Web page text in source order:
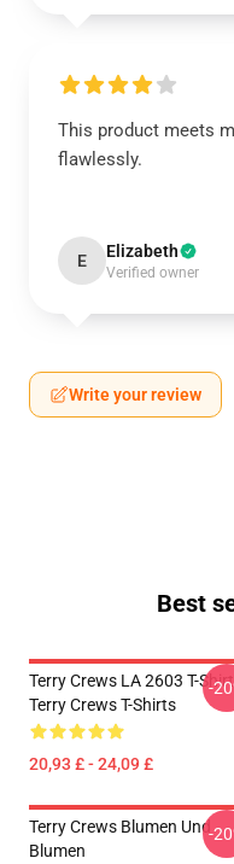
This product meets
flawlessly.
E Elizabeth
Verified owner
Write your review
Best
Terry Crews LA 2603 T-
Terry Crews T-Shirts
20,93 £ - 24,09 £
-
Terry Crews Blumen Und
Blumen
-